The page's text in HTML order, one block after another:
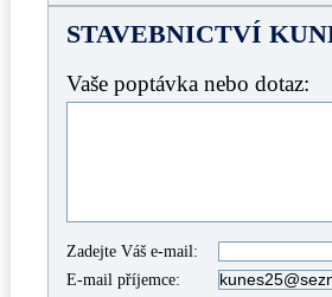
STAVEBNICTVÍ
Vaše poptávka nebo dotaz:
Zadejte Váš e-mail:
E-mail příjemce: